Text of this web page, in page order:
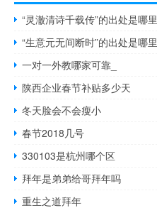
“灵澈清诗千载传”的出处是哪里
“生意元无间断时”的出处是哪里
一对一外教哪家可靠_
陕西企业春节补贴多少天
冬天脸会不会瘦小
春节2018几号
330103是杭州哪个区
拜年是弟弟给哥拜年吗
重生之道拜年